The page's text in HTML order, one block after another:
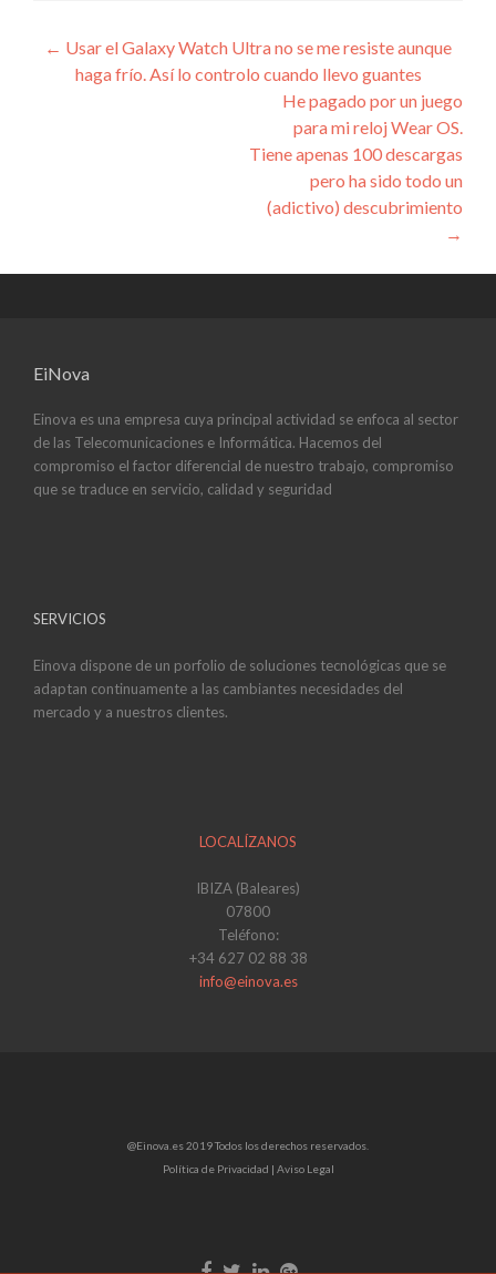
Navegación
← Usar el Galaxy Watch Ultra no se me resiste aunque
haga frío. Así lo controlo cuando llevo guantes
He pagado por un juego
para mi reloj Wear OS.
Tiene apenas 100 descargas
pero ha sido todo un
(adictivo) descubrimiento
→
EiNova
Einova es una empresa cuya principal actividad se enfoca al sector
de las Telecomunicaciones e Informática. Hacemos del
compromiso el factor diferencial de nuestro trabajo, compromiso
que se traduce en servicio, calidad y seguridad
SERVICIOS
Einova dispone de un porfolio de soluciones tecnológicas que se
adaptan continuamente a las cambiantes necesidades del
mercado y a nuestros clientes.
LOCALÍZANOS
IBIZA (Baleares)
07800
Teléfono:
+34 627 02 88 38
info@einova.es
@Einova.es 2019 Todos los derechos reservados.
Política de Privacidad | Aviso Legal
Enlace
EnlaceEnlace